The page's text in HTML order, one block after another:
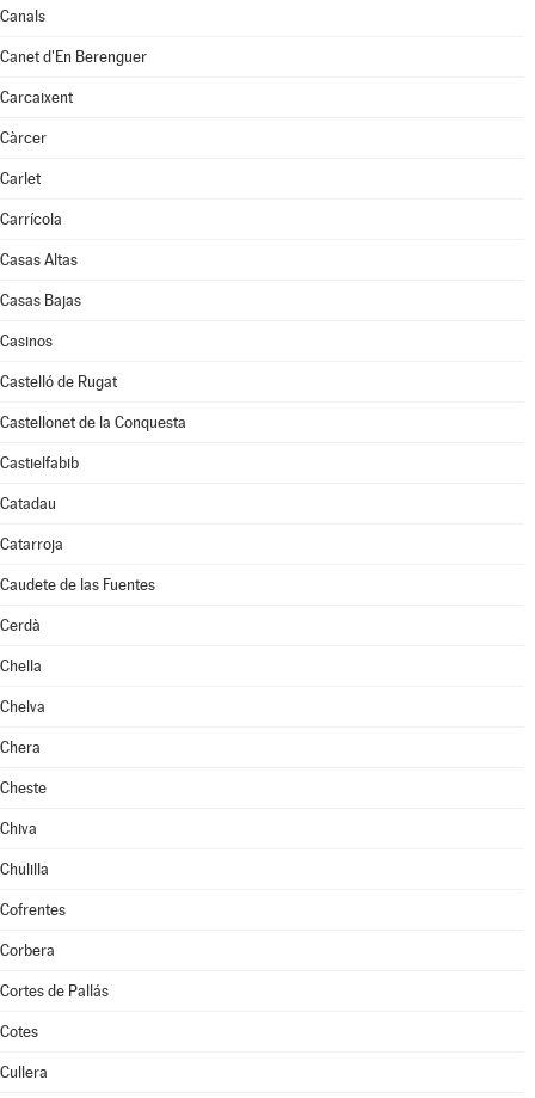
Canals
Canet d'En Berenguer
Carcaixent
Càrcer
Carlet
Carrícola
Casas Altas
Casas Bajas
Casinos
Castelló de Rugat
Castellonet de la Conquesta
Castielfabib
Catadau
Catarroja
Caudete de las Fuentes
Cerdà
Chella
Chelva
Chera
Cheste
Chiva
Chulilla
Cofrentes
Corbera
Cortes de Pallás
Cotes
Cullera